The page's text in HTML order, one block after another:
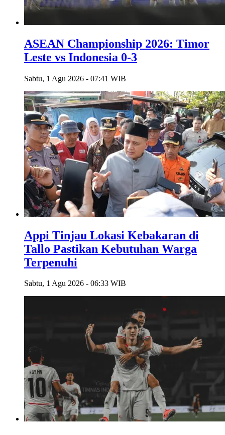
ASEAN Championship 2026: Timor
Leste vs Indonesia 0-3
Sabtu, 1 Agu 2026 - 07:41 WIB
Appi Tinjau Lokasi Kebakaran di
Tallo Pastikan Kebutuhan Warga
Terpenuhi
Sabtu, 1 Agu 2026 - 06:33 WIB